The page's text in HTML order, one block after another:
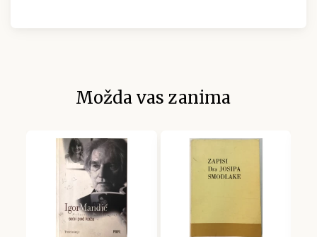
Možda vas zanima